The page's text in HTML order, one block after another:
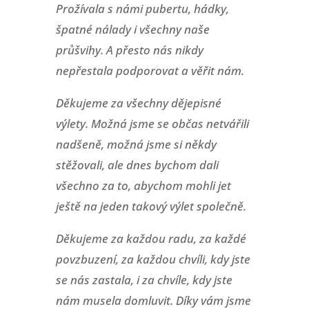
Prožívala s námi pubertu, hádky,
špatné nálady i všechny naše
průšvihy. A přesto nás nikdy
nepřestala podporovat a věřit nám.
Děkujeme za všechny dějepisné
výlety. Možná jsme se občas netvářili
nadšeně, možná jsme si někdy
stěžovali, ale dnes bychom dali
všechno za to, abychom mohli jet
ještě na jeden takový výlet společně.
Děkujeme za každou radu, za každé
povzbuzení, za každou chvíli, kdy jste
se nás zastala, i za chvíle, kdy jste
nám musela domluvit. Díky vám jsme